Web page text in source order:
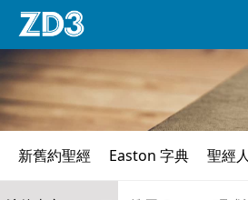
新舊約聖經 Easton 字典 聖經